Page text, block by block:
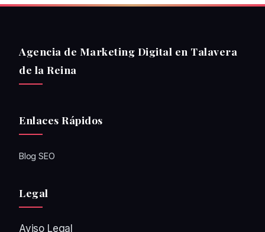
Agencia de Marketing Digital en Talavera
de la Reina
Enlaces Rápidos
Blog SEO
Legal
Aviso Legal